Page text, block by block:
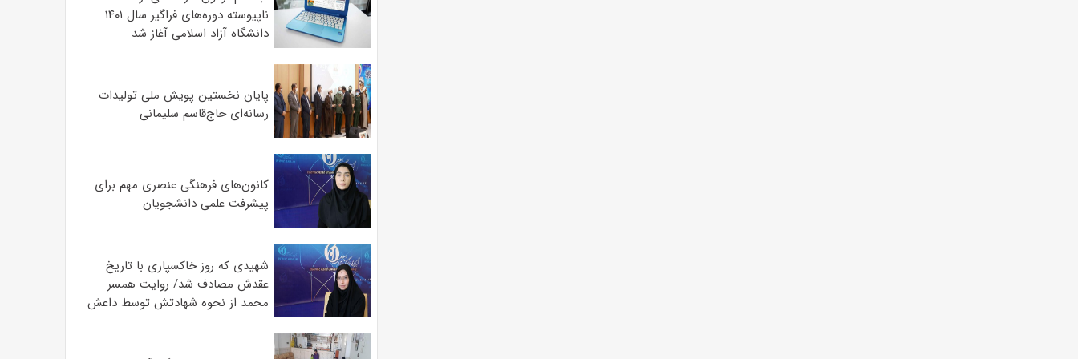
ناپیوسته دوره‌های فراگیر سال ۱۴۰۱
دانشگاه آزاد اسلامی آغاز شد
پایان نخستین پویش ملی تولیدات
رسانه‌ای حاج‌قاسم سلیمانی
کانون‌های فرهنگی عنصری مهم برای
پیشرفت علمی دانشجویان
شهیدی که روز خاکسپاری با تاریخ
عقدش مصادف شد/ روایت همسر
محمد از نحوه شهادتش توسط داعش